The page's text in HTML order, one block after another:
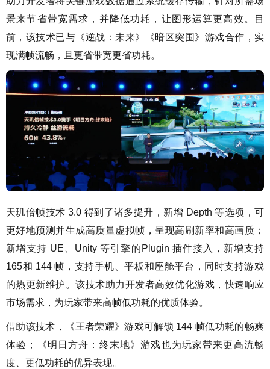
景来节省带宽需求，并降低功耗，让图形运算更高效。目
前，该技术已与《逆战：未来》《暗区突围》游戏合作，实
现满帧流畅，且更省带宽更省功耗。
天玑倍帧技术 3.0 得到了诸多提升，新增 Depth 等选项，可
更好地预测并生成高质量虚拟帧，呈现高刷新率和高画质；
新增支持 UE、Unity 等引擎的Plugin 插件接入，新增支持
165和 144 帧，支持手机、平板和座舱平台，同时支持游戏
的热更新维护。该技术助力开发者高效优化游戏，快速响应
市场需求，为玩家带来高帧低功耗的优质体验。
借助该技术，《王者荣耀》游戏可解锁 144 帧低功耗的畅爽
体验；《明日方舟：终末地》游戏也为玩家带来更高流畅
度、更低功耗的优异表现。